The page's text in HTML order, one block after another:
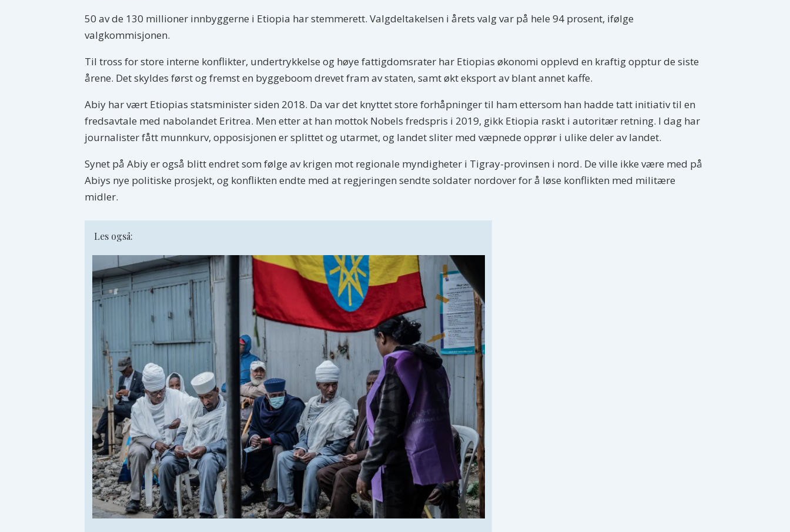
50 av de 130 millioner innbyggerne i Etiopia har stemmerett. Valgdeltakelsen i årets valg var på hele 94 prosent, ifølge
valgkommisjonen.
Til tross for store interne konflikter, undertrykkelse og høye fattigdomsrater har Etiopias økonomi opplevd en kraftig opptur de siste
årene. Det skyldes først og fremst en byggeboom drevet fram av staten, samt økt eksport av blant annet kaffe.
Abiy har vært Etiopias statsminister siden 2018. Da var det knyttet store forhåpninger til ham ettersom han hadde tatt initiativ til en
fredsavtale med nabolandet Eritrea. Men etter at han mottok Nobels fredspris i 2019, gikk Etiopia raskt i autoritær retning. I dag har
journalister fått munnkurv, opposisjonen er splittet og utarmet, og landet sliter med væpnede opprør i ulike deler av landet.
Synet på Abiy er også blitt endret som følge av krigen mot regionale myndigheter i Tigray-provinsen i nord. De ville ikke være med på
Abiys nye politiske prosjekt, og konflikten endte med at regjeringen sendte soldater nordover for å løse konflikten med militære
midler.
Les også: